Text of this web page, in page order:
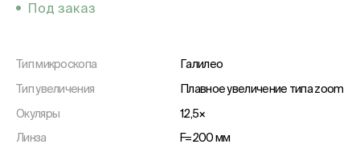
Под заказ
Тип микроскопа
Галилео
Тип увеличения
Плавное увеличение типа zoom
Окуляры
12,5×
Линза
F=200 мм